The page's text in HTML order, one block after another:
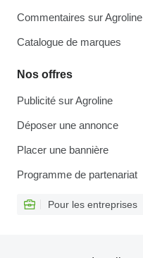
Commentaires sur Agroline
Catalogue de marques
Nos offres
Publicité sur Agroline
Déposer une annonce
Placer une bannière
Programme de partenariat
Pour les entreprises